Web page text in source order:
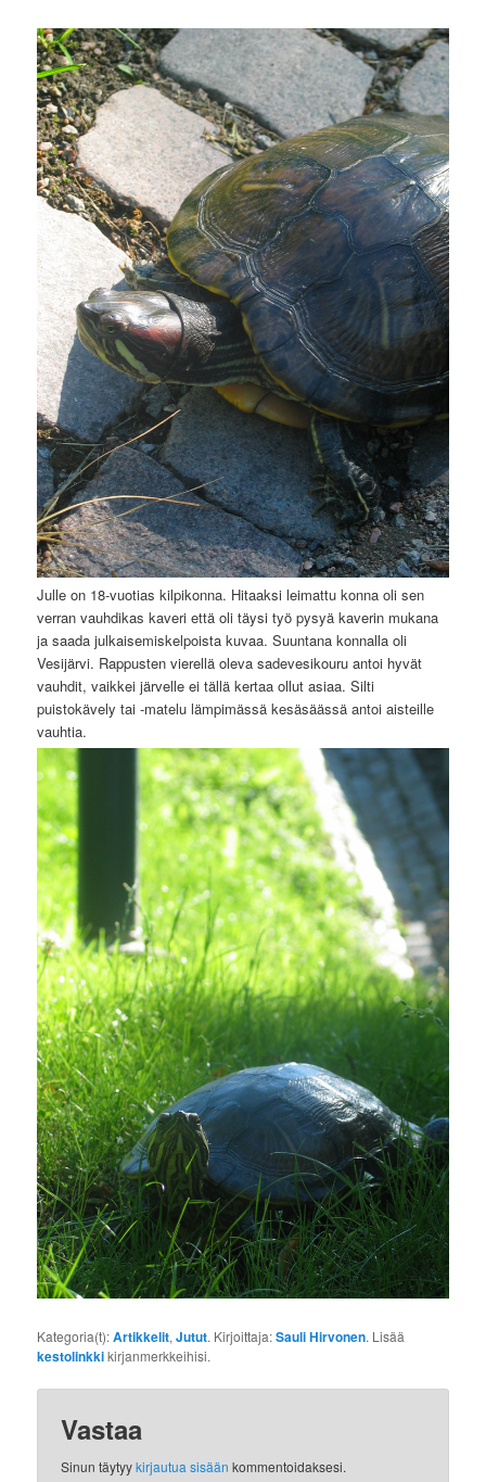
Julle on 18-vuotias kilpikonna. Hitaaksi leimattu konna oli sen
verran vauhdikas kaveri että oli täysi työ pysyä kaverin mukana
ja saada julkaisemiskelpoista kuvaa. Suuntana konnalla oli
Vesijärvi. Rappusten vierellä oleva sadevesikouru antoi hyvät
vauhdit, vaikkei järvelle ei tällä kertaa ollut asiaa. Silti
puistokävely tai -matelu lämpimässä kesäsäässä antoi aisteille
vauhtia.
Kategoria(t):Artikkelit,Jutut. Kirjoittaja:Sauli Hirvonen. Lisää
kestolinkkikirjanmerkkeihisi.
Vastaa
Sinun täytyykirjautua sisään kommentoidaksesi.